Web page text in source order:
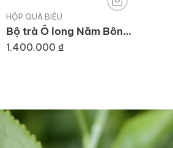
HỘP QUÀ BIẾU
Bộ trà Ô long Năm Bông Mai Long Đỉnh
1.400.000 ₫